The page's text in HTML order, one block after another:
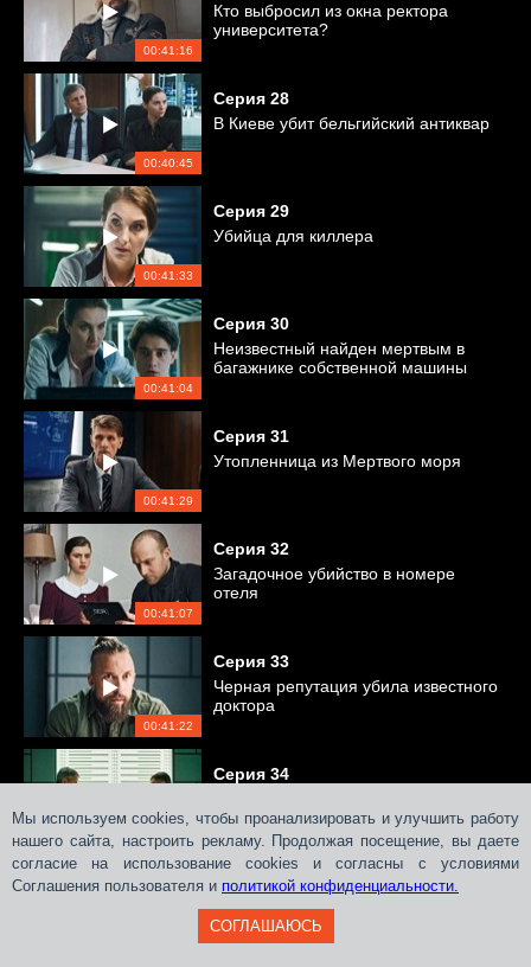
Мы используем cookies, чтобы проанализировать и улучшить работу
нашего сайта, настроить рекламу. Продолжая посещение, вы даете
согласие на использование cookies и согласны с условиями
Соглашения пользователя и политикой конфиденциальности.
СОГЛАШАЮСЬ
00:41:16
Кто выбросил из окна ректора
университета?
00:40:45
Серия 28
В Киеве убит бельгийский антиквар
00:41:33
Серия 29
Убийца для киллера
00:41:04
Серия 30
Неизвестный найден мертвым в
багажнике собственной машины
00:41:29
Серия 31
Утопленница из Мертвого моря
00:41:07
Серия 32
Загадочное убийство в номере
отеля
00:41:22
Серия 33
Черная репутация убила известного
доктора
00:40:31
Серия 34
Серия35
В столице массово пропадают дети